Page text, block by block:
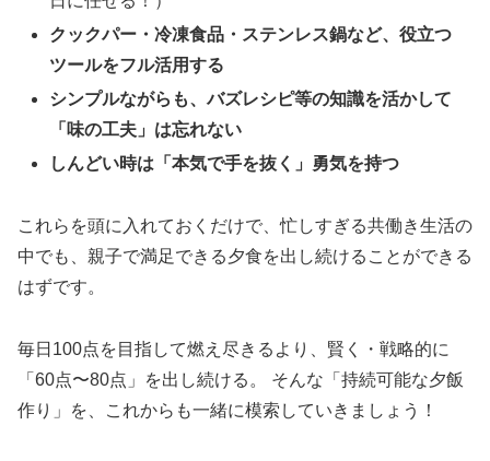
クックパー・冷凍食品・ステンレス鍋など、役立つ
ツールをフル活用する
シンプルながらも、バズレシピ等の知識を活かして
「味の工夫」は忘れない
しんどい時は「本気で手を抜く」勇気を持つ
これらを頭に入れておくだけで、忙しすぎる共働き生活の
中でも、親子で満足できる夕食を出し続けることができる
はずです。
毎日100点を目指して燃え尽きるより、賢く・戦略的に
「60点〜80点」を出し続ける。 そんな「持続可能な夕飯
作り」を、これからも一緒に模索していきましょう！